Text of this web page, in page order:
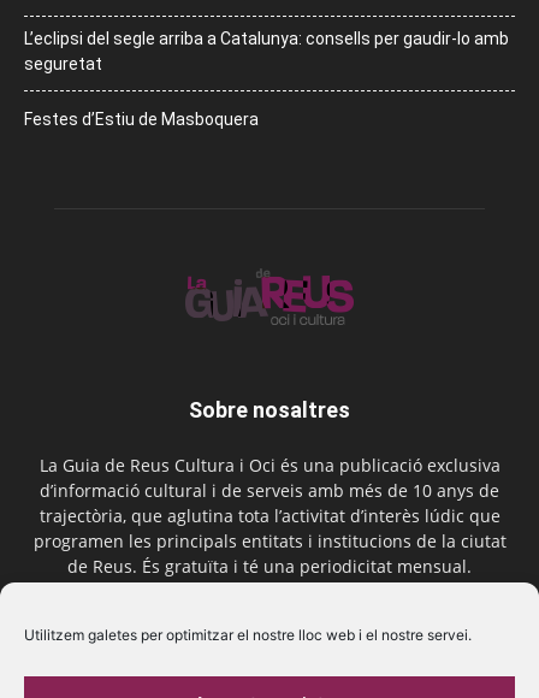
Utilitzem galetes per optimitzar el nostre lloc web i el nostre servei.
L’eclipsi del segle arriba a Catalunya: consells per gaudir-lo amb
seguretat
Festes d’Estiu de Masboquera
Sobre nosaltres
La Guia de Reus Cultura i Oci és una publicació exclusiva
d’informació cultural i de serveis amb més de 10 anys de
trajectòria, que aglutina tota l’activitat d’interès lúdic que
programen les principals entitats i institucions de la ciutat
de Reus. És gratuïta i té una periodicitat mensual.